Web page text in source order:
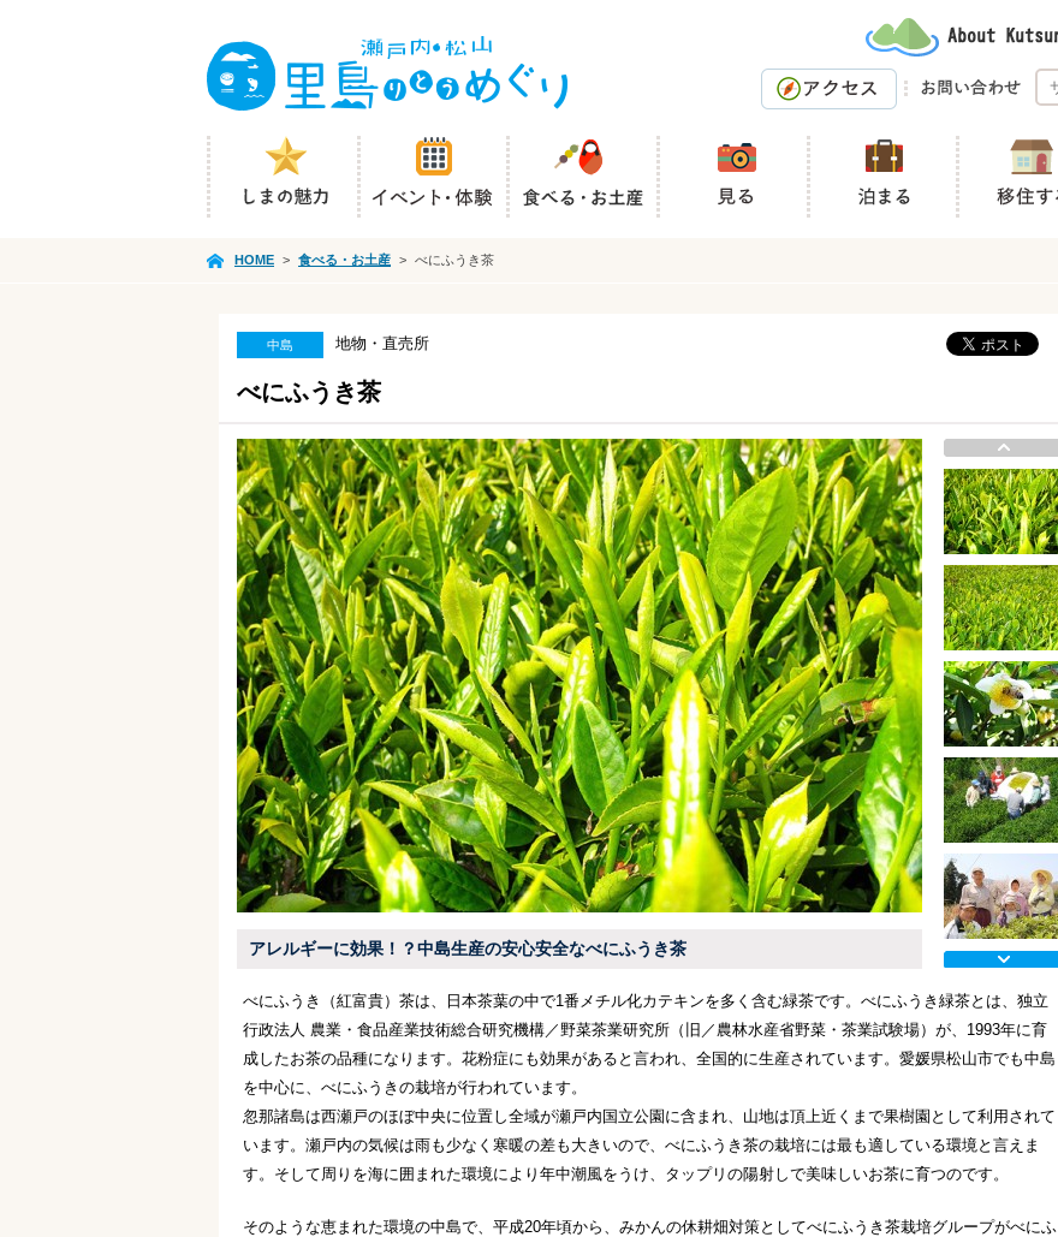
HOME > 食べる・お土産 > べにふうき茶
中島 地物・直売所
べにふうき茶
アレルギーに効果！？中島生産の安心安全なべにふうき茶
べにふうき（紅富貴）茶は、日本茶葉の中で1番メチル化カテキンを多く含む緑茶です。べにふうき緑茶とは、独立
行政法人 農業・食品産業技術総合研究機構／野菜茶業研究所（旧／農林水産省野菜・茶業試験場）が、1993年に育
成したお茶の品種になります。花粉症にも効果があると言われ、全国的に生産されています。愛媛県松山市でも中島
を中心に、べにふうきの栽培が行われています。
忽那諸島は西瀬戸のほぼ中央に位置し全域が瀬戸内国立公園に含まれ、山地は頂上近くまで果樹園として利用されて
います。瀬戸内の気候は雨も少なく寒暖の差も大きいので、べにふうき茶の栽培には最も適している環境と言えま
す。そして周りを海に囲まれた環境により年中潮風をうけ、タップリの陽射しで美味しいお茶に育つのです。
そのような恵まれた環境の中島で、平成20年頃から、みかんの休耕畑対策としてべにふうき茶栽培グループがべにふ